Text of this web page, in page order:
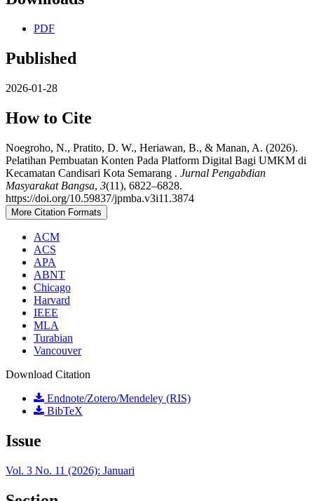
PDF
Published
2026-01-28
How to Cite
Noegroho, N., Pratito, D. W., Heriawan, B., & Manan, A. (2026).
Pelatihan Pembuatan Konten Pada Platform Digital Bagi UMKM di
Kecamatan Candisari Kota Semarang . Jurnal Pengabdian
Masyarakat Bangsa, 3(11), 6822–6828.
https://doi.org/10.59837/jpmba.v3i11.3874
More Citation Formats
ACM
ACS
APA
ABNT
Chicago
Harvard
IEEE
MLA
Turabian
Vancouver
Download Citation
Endnote/Zotero/Mendeley (RIS)
BibTeX
Issue
Vol. 3 No. 11 (2026): Januari